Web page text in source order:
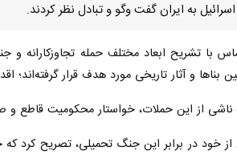
به ایران گفت‌ وگو و تبادل نظر کردند.
با تشریح ابعاد مختلف حمله تجاوزکارانه و
بناها و آثار تاریخی مورد هدف قرار
ناشی از این حملات، خواستار محکومیت قاطع
از خود در برابر این جنگ تحمیلی، تصریح